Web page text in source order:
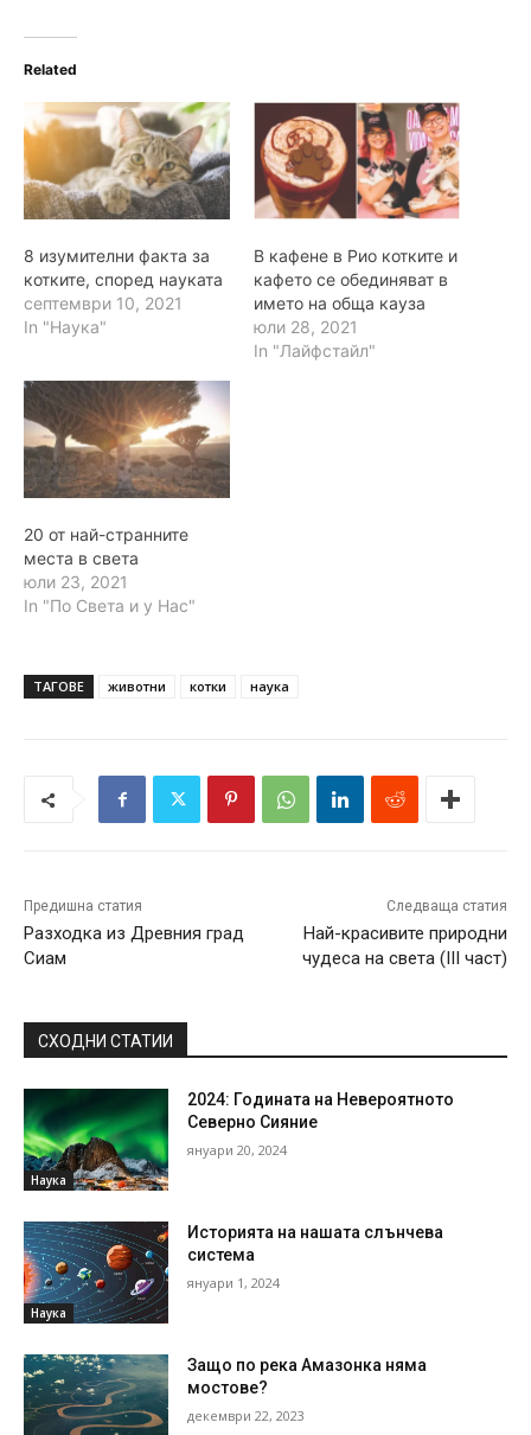
i
n
…
Related
8 изумителни факта за
котките, според науката
септември 10, 2021
In "Наука"
В кафене в Рио котките и
кафето се обединяват в
името на обща кауза
юли 28, 2021
In "Лайфстайл"
20 от най-странните
места в света
юли 23, 2021
In "По Света и у Нас"
ТАГОВЕ животни котки наука
Предишна статия
Разходка из Древния град
Сиам
Следваща статия
Най-красивите природни
чудеса на света (III част)
СХОДНИ СТАТИИ
Наука
2024: Годината на Невероятното
Северно Сияние
януари 20, 2024
Наука
Историята на нашата слънчева
система
януари 1, 2024
Защо по река Амазонка няма
мостове?
декември 22, 2023